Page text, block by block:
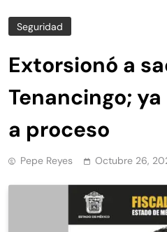
Seguridad
Extorsionó a
Tenancingo;
a proceso
Pepe Reyes Octubre 26,